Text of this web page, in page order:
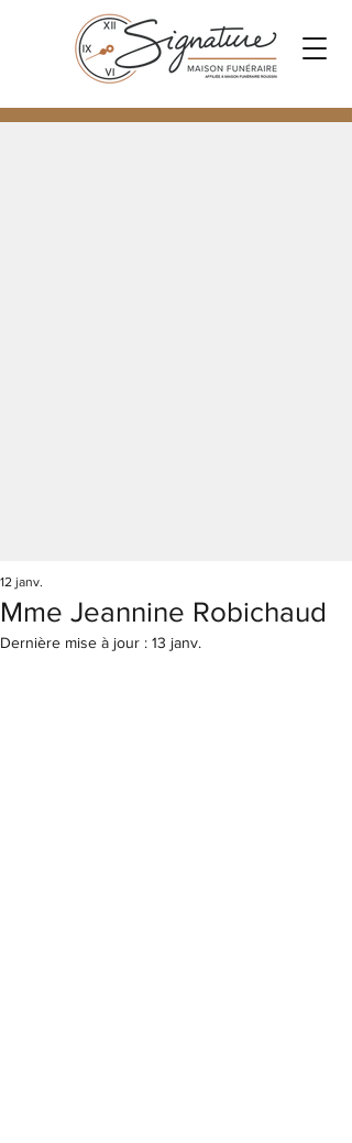
Mme Jeannine Robichaud
12 janv.
Dernière mise à jour : 13 janv.